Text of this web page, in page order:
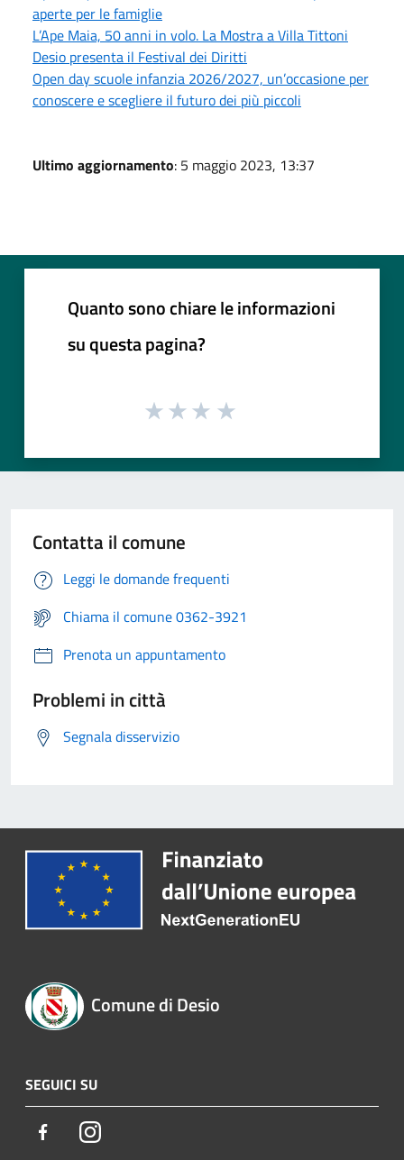
aperte per le famiglie
L’Ape Maia, 50 anni in volo. La Mostra a Villa Tittoni
Desio presenta il Festival dei Diritti
Open day scuole infanzia 2026/2027, un’occasione per
conoscere e scegliere il futuro dei più piccoli
Ultimo aggiornamento: 5 maggio 2023, 13:37
Quanto sono chiare le informazioni
su questa pagina?
Contatta il comune
Leggi le domande frequenti
Chiama il comune 0362-3921
Prenota un appuntamento
Problemi in città
Segnala disservizio
Comune di Desio
SEGUICI SU
FacebookInstagram